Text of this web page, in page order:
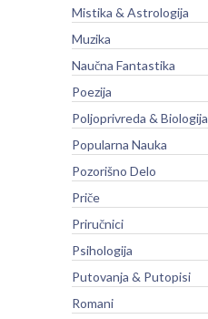
Mistika & Astrologija
Muzika
Naučna Fantastika
Poezija
Poljoprivreda & Biologija
Popularna Nauka
Pozorišno Delo
Priče
Priručnici
Psihologija
Putovanja & Putopisi
Romani